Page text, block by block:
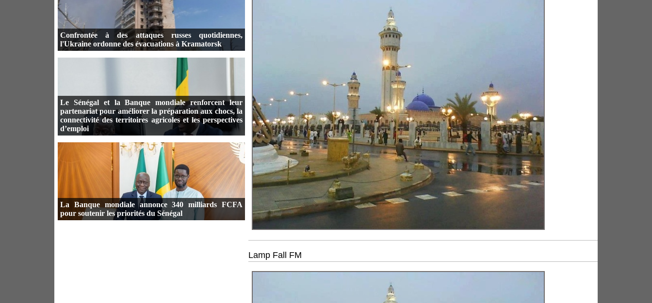
Confrontée à des attaques russes quotidiennes,
l'Ukraine ordonne des évacuations à Kramatorsk
Le Sénégal et la Banque mondiale renforcent leur
partenariat pour améliorer la préparation aux chocs, la
connectivité des territoires agricoles et les perspectives
d’emploi
La Banque mondiale annonce 340 milliards FCFA
pour soutenir les priorités du Sénégal
Lamp Fall FM